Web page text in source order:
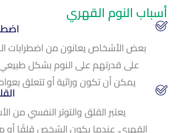
أسباب النوم القهري
بعض الأشخاص يعانون من اضطرابات
على قدرتهم على النوم بشكل
يمكن أن تكون وراثية أو تتعلق
يعتبر القلق والتوتر النفسي من
القهري. عندما يكون الشخص قلقًا أو